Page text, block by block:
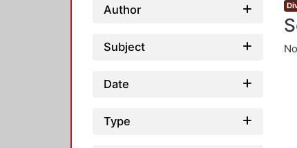
Author
Subject
Date
Type